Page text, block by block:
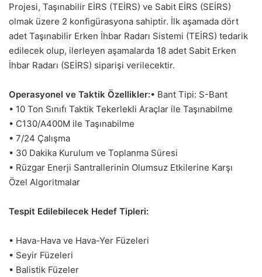
Projesi, Taşınabilir EİRS (TEİRS) ve Sabit EİRS (SEİRS)
olmak üzere 2 konfigürasyona sahiptir. İlk aşamada dört
adet Taşınabilir Erken İhbar Radarı Sistemi (TEİRS) tedarik
edilecek olup, ilerleyen aşamalarda 18 adet Sabit Erken
İhbar Radarı (SEİRS) siparişi verilecektir.
Operasyonel ve Taktik Özellikler:• Bant Tipi: S-Bant
• 10 Ton Sınıfı Taktik Tekerlekli Araçlar ile Taşınabilme
• C130/A400M ile Taşınabilme
• 7/24 Çalışma
• 30 Dakika Kurulum ve Toplanma Süresi
• Rüzgar Enerji Santrallerinin Olumsuz Etkilerine Karşı
Özel Algoritmalar
Tespit Edilebilecek Hedef Tipleri:
• Hava-Hava ve Hava-Yer Füzeleri
• Seyir Füzeleri
• Balistik Füzeler